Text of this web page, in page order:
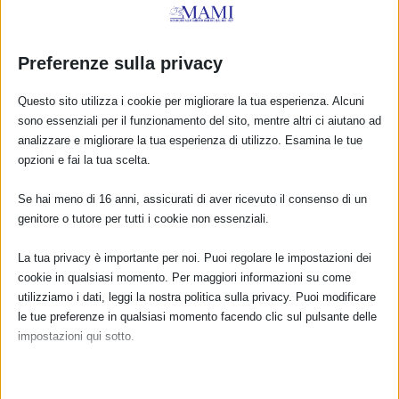
Sam2023 a Trino (VC)
24 Settembre 2023
Preferenze sulla privacy
Questo sito utilizza i cookie per migliorare la tua esperienza. Alcuni
sono essenziali per il funzionamento del sito, mentre altri ci aiutano ad
analizzare e migliorare la tua esperienza di utilizzo. Esamina le tue
opzioni e fai la tua scelta.
Se hai meno di 16 anni, assicurati di aver ricevuto il consenso di un
genitore o tutore per tutti i cookie non essenziali.
La tua privacy è importante per noi. Puoi regolare le impostazioni dei
cookie in qualsiasi momento. Per maggiori informazioni su come
utilizziamo i dati, leggi la nostra politica sulla privacy. Puoi modificare
le tue preferenze in qualsiasi momento facendo clic sul pulsante delle
impostazioni qui sotto.